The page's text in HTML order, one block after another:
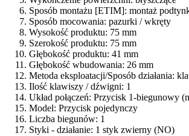
Sposób montażu [ETIM]: montaż
Sposób mocowania: pazurki / wkręty
Wysokość produktu: 75 mm
Szerokość produktu: 75 mm
Głębokość produktu: 41 mm
Głębokość wbudowania: 26 mm
Metoda eksploatacji/Sposób działania:
Ilość klawiszy / dźwigni: 1
Układ połączeń: Przycisk 1-biegunowy
Model: Przycisk pojedynczy
Liczba biegunów: 1
Styki - działanie: 1 styk zwierny (NO)